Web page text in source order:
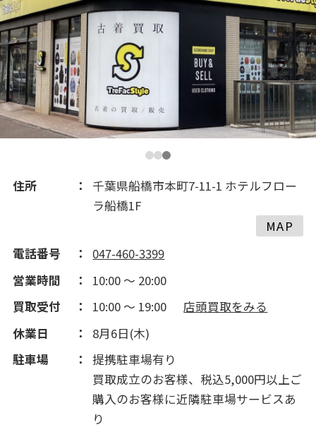
2019(301)
2018(269)
2017(253)
2016(352)
2015(231)
2012(264)
2011(142)
住所
千葉県船橋市本町7-11-1 ホテルフロー
ラ船橋1F
MAP
電話番号
047-460-3399
営業時間
10:00 ～ 20:00
買取受付
10:00 ～ 19:00
店頭買取をみる
休業日
8月6日(木)
駐車場
提携駐車場有り
買取成立のお客様、税込5,000円以上ご
購入のお客様に近隣駐車場サービスあ
り